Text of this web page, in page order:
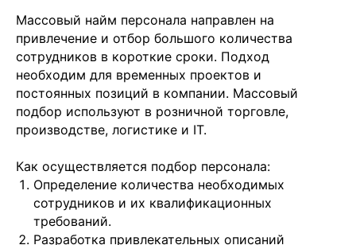
Массовый найм персонала направлен на
привлечение и отбор большого количества
сотрудников в короткие сроки. Подход
необходим для временных проектов и
постоянных позиций в компании. Массовый
подбор используют в розничной торговле,
производстве, логистике и IT.
Как осуществляется подбор персонала:
Определение количества необходимых
сотрудников и их квалификационных
требований.
Разработка привлекательных описаний